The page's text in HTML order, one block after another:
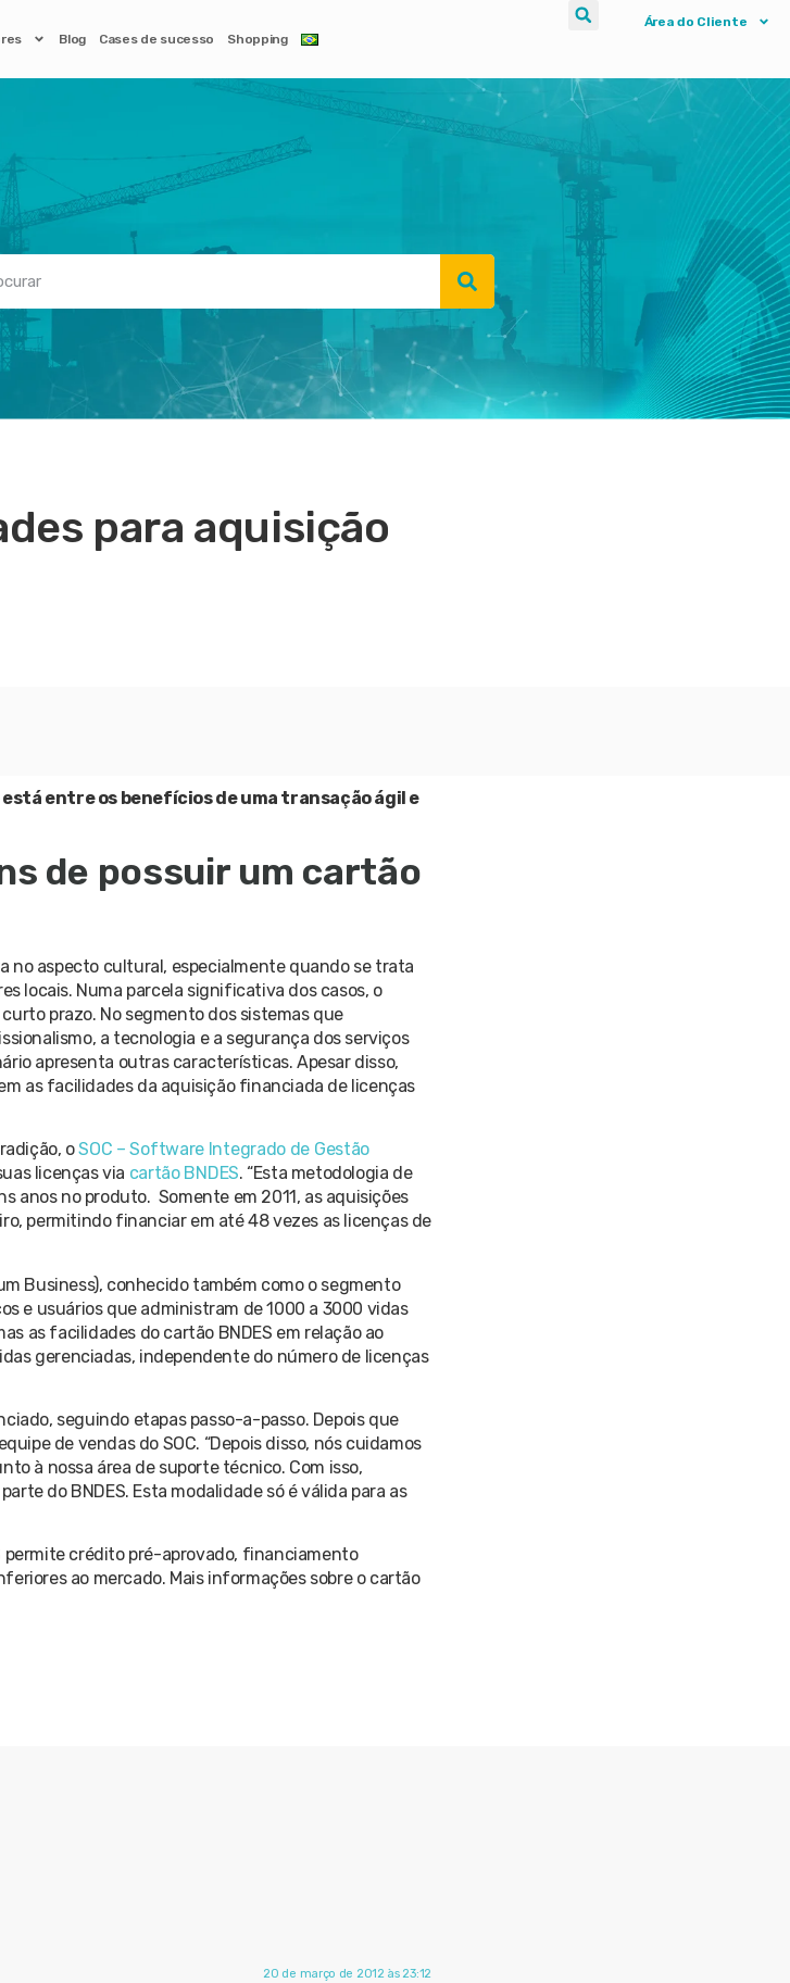
Blog Cases de sucesso Shopping
Área do Cliente
para aquisição
entre os benefícios de uma transação ágil e
de possuir um cartão
no aspecto cultural, especialmente quando se trata
locais. Numa parcela significativa dos casos, o
prazo. No segmento dos sistemas que
a tecnologia e a segurança dos serviços
apresenta outras características. Apesar disso,
as facilidades da aquisição financiada de licenças
oSOC – Software Integrado de Gestão
licenças via cartão BNDES. “Esta metodologia de
anos no produto. Somente em 2011, as aquisições
permitindo financiar em até 48 vezes as licenças de
Business), conhecido também como o segmento
e usuários que administram de 1000 a 3000 vidas
as facilidades do cartão BNDES em relação ao
gerenciadas, independente do número de licenças
seguindo etapas passo-a-passo. Depois que
de vendas do SOC. “Depois disso, nós cuidamos
à nossa área de suporte técnico. Com isso,
do BNDES. Esta modalidade só é válida para as
permite crédito pré-aprovado, financiamento
ao mercado. Mais informações sobre o cartão
20 de março de 2012 às 23:12